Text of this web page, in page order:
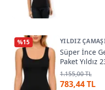
%15 YILDIZ
Süper İnce
Paket Yıldız
1.155,00 TL
783,44 TL